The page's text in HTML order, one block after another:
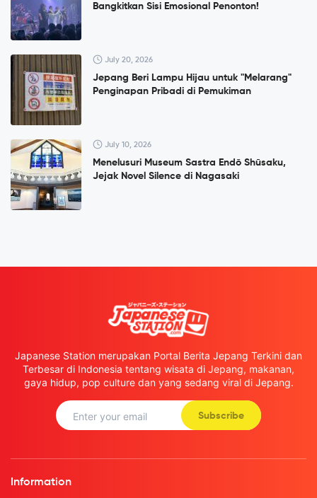
Bangkitkan Sisi Emosional Penonton!
July 20, 2026
Jepang Beri Lampu Hijau untuk "Melarang"
Penginapan Pribadi di Pemukiman
July 10, 2026
Menelusuri Museum Sastra Endō Shūsaku,
Jejak Novel Silence di Nagasaki
Japanese Station merupakan Portal Berita Jepang Terkini dan
Terbesar di Indonesia tentang wisata di Jepang, makanan,
gaya hidup, pop culture dan yang sedang viral di Jepang.
Subscribe
Information